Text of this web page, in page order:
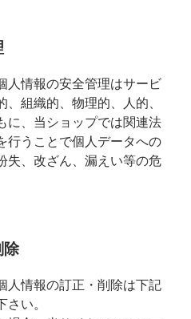
人情報の安全管理はサービ
組織的、物理的、人的、
に、当ショップでは関連法
行うことで個人データへの
失、改ざん、漏えい等の危
除
人情報の訂正・削除は下記
い。